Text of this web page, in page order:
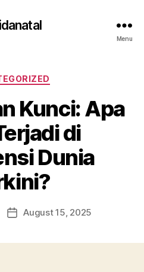
Menu
Categories
Kunci: Apa
di
Dunia
PostAugust 15, 2025